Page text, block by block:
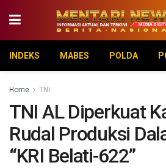
INDEKS MABES POLDA
Home TNI
TNI AL Diperkuat
Rudal Produksi
“KRI Belati-622”